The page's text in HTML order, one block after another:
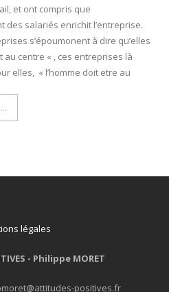
et ont compris que
des salariés enrichit l’entreprise.
s’époumonent à dire qu’elles
au centre « , ces entreprises là
elles, « l’homme doit etre au
légales
- Philippe MORET
positives.fr